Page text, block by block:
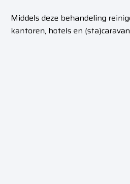
Middelsdeze behandeling
kantoren, hotels en